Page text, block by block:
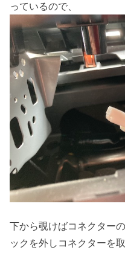
っているので、
下から覗けばコネクター
ックを外しコネクターを